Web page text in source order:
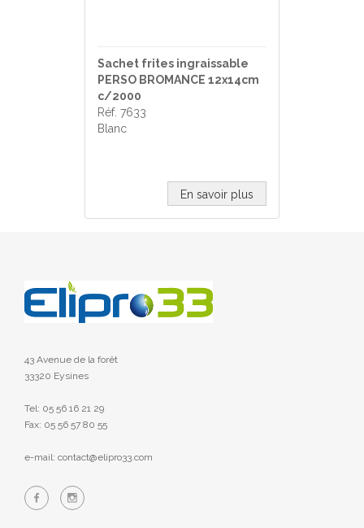
Sachet frites ingraissable
PERSO BROMANCE 12x14cm
c/2000
Réf. 7633
Blanc
En savoir plus
43 Avenue de la forêt
33320 Eysines
Tel: 05 56 16 21 29
Fax: 05 56 57 80 55
e-mail: contact@elipro33.com